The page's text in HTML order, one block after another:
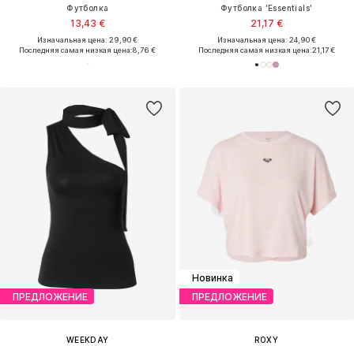
Футболка
13,43 €
Изначальная цена: 29,90 €
Последняя самая низкая цена:8,76 €
Футболка 'Essentials'
21,17 €
Изначальная цена: 24,90 €
Последняя самая низкая цена:21,17 €
ПРЕДЛОЖЕНИЕ
WEEKDAY
Новинка
ПРЕДЛОЖЕНИЕ
ROXY